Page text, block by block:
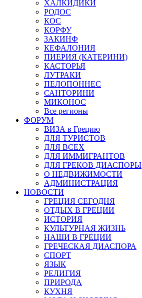
ХАЛКИДИКИ
РОДОС
КОС
КОРФУ
ЗАКИНФ
КЕФАЛОНИЯ
ПИЕРИЯ (КАТЕРИНИ)
КАСТОРЬЯ
ЛУТРАКИ
ПЕЛОПОННЕС
САНТОРИНИ
МИКОНОС
Все регионы
ФОРУМ
ВИЗА в Грецию
ДЛЯ ТУРИСТОВ
ДЛЯ ВСЕХ
ДЛЯ ИММИГРАНТОВ
ДЛЯ ГРЕКОВ ДИАСПОРЫ
О НЕДВИЖИМОСТИ
АДМИНИСТРАЦИЯ
НОВОСТИ
ГРЕЦИЯ СЕГОДНЯ
ОТДЫХ В ГРЕЦИИ
ИСТОРИЯ
КУЛЬТУРНАЯ ЖИЗНЬ
НАШИ В ГРЕЦИИ
ГРЕЧЕСКАЯ ДИАСПОРА
СПОРТ
ЯЗЫК
РЕЛИГИЯ
ПРИРОДА
КУХНЯ